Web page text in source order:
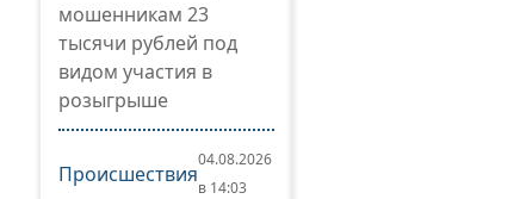
мошенникам 23
тысячи рублей под
видом участия в
розыгрыше
Происшествия
04.08.2026
в 14:03